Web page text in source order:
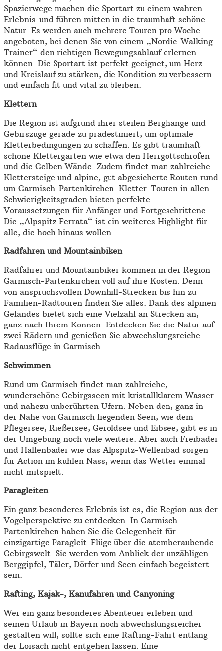
Spazierwege machen die Sportart zu einem wahren
Erlebnis und führen mitten in die traumhaft schöne
Natur. Es werden auch mehrere Touren pro Woche
angeboten, bei denen Sie von einem „Nordic-Walking-
Trainer“ den richtigen Bewegungsablauf erlernen
können. Die Sportart ist perfekt geeignet, um Herz-
und Kreislauf zu stärken, die Kondition zu verbessern
und einfach fit und vital zu bleiben.
Klettern
Die Region ist aufgrund ihrer steilen Berghänge und
Gebirszüge gerade zu prädestiniert, um optimale
Kletterbedingungen zu schaffen. Es gibt traumhaft
schöne Klettergärten wie etwa den Herrgottschrofen
und die Gelben Wände. Zudem findet man zahlreiche
Klettersteige und alpine, gut abgesicherte Routen rund
um Garmisch-Partenkirchen. Kletter-Touren in allen
Schwierigkeitsgraden bieten perfekte
Voraussetzungen für Anfänger und Fortgeschrittene.
Die „Alpspitz Ferrata“ ist ein weiteres Highlight für
alle, die hoch hinaus wollen.
Radfahren und Mountainbiken
Radfahrer und Mountainbiker kommen in der Region
Garmisch-Partenkirchen voll auf ihre Kosten. Denn
von anspruchsvollen Downhill-Strecken bis hin zu
Familien-Radtouren finden Sie alles. Dank des alpinen
Geländes bietet sich eine Vielzahl an Strecken an,
ganz nach Ihrem Können. Entdecken Sie die Natur auf
zwei Rädern und genießen Sie abwechslungsreiche
Radausflüge in Garmisch.
Schwimmen
Rund um Garmisch findet man zahlreiche,
wunderschöne Gebirgsseen mit kristallklarem Wasser
und nahezu unberührten Ufern. Neben den, ganz in
der Nähe von Garmisch liegenden Seen, wie dem
Pflegersee, Rießersee, Geroldsee und Eibsee, gibt es in
der Umgebung noch viele weitere. Aber auch Freibäder
und Hallenbäder wie das Alpspitz-Wellenbad sorgen
für Action im kühlen Nass, wenn das Wetter einmal
nicht mitspielt.
Paragleiten
Ein ganz besonderes Erlebnis ist es, die Region aus der
Vogelperspektive zu entdecken. In Garmisch-
Partenkirchen haben Sie die Gelegenheit für
einzigartige Paragleit-Flüge über die atemberaubende
Gebirgswelt. Sie werden vom Anblick der unzähligen
Berggipfel, Täler, Dörfer und Seen einfach begeistert
sein.
Rafting, Kajak-, Kanufahren und Canyoning
Wer ein ganz besonderes Abenteuer erleben und
seinen Urlaub in Bayern noch abwechslungsreicher
gestalten will, sollte sich eine Rafting-Fahrt entlang
der Loisach nicht entgehen lassen. Eine